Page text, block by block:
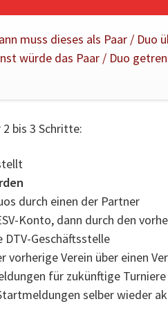
muss dieses als Paar / Duo
würde das Paar / Duo
bis 3 Schritte:
durch einen der Partner
Konto, dann durch den
Geschäftsstelle
Verein über einen
für zukünftige
selber wieder